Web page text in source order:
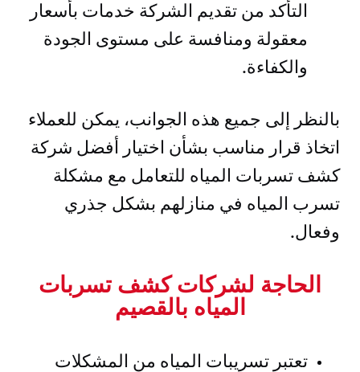
التأكد من تقديم الشركة خدمات بأسعار
معقولة ومنافسة على مستوى الجودة
والكفاءة.
بالنظر إلى جميع هذه الجوانب، يمكن للعملاء
اتخاذ قرار مناسب بشأن اختيار أفضل شركة
كشف تسربات المياه للتعامل مع مشكلة
تسرب المياه في منازلهم بشكل جذري
وفعال.
الحاجة لشركات كشف تسربات
المياه بالقصيم
تعتبر تسريبات المياه من المشكلات